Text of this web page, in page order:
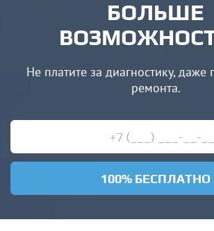
БОЛЬШЕ
Не платите за диагностику, даже
ремонта.
100% БЕСПЛАТНО